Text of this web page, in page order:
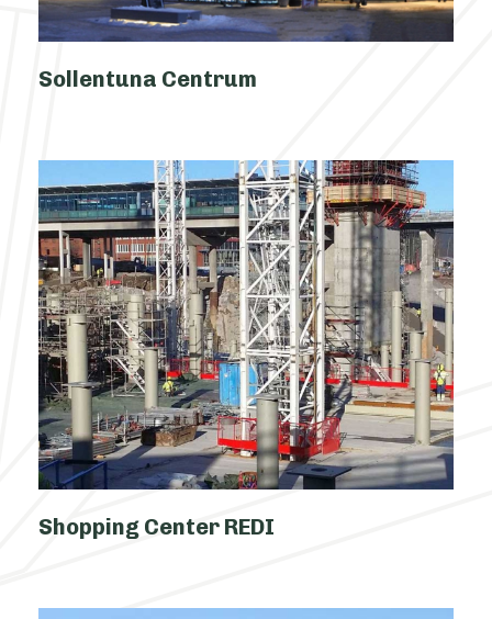
Sollentuna Centrum
Shopping Center REDI